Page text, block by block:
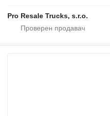
Pro Resale Trucks, s.r.o.